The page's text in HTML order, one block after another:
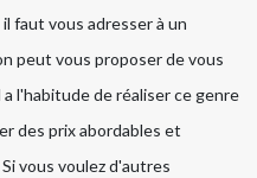
faut vous adresser à un
peut vous proposer de vous
l'habitude de réaliser ce genre
des prix abordables et
vous voulez d'autres